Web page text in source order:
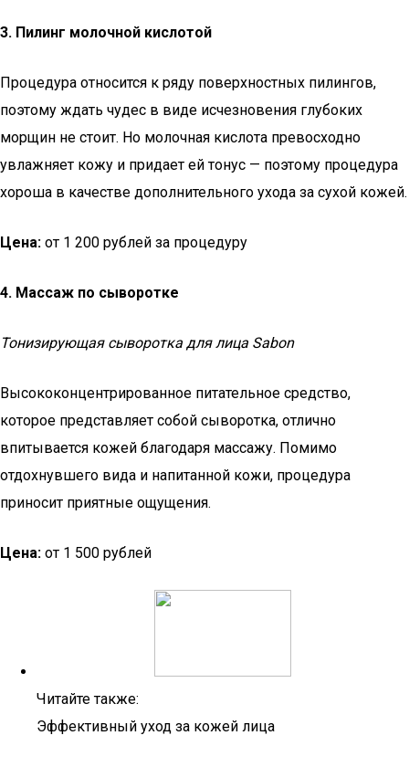
3. Пилинг молочной кислотой
Процедура относится к ряду поверхностных пилингов,
поэтому ждать чудес в виде исчезновения глубоких
морщин не стоит. Но молочная кислота превосходно
увлажняет кожу и придает ей тонус — поэтому процедура
хороша в качестве дополнительного ухода за сухой кожей.
Цена: от 1 200 рублей за процедуру
4. Массаж по сыворотке
Тонизирующая сыворотка для лица Sabon
Высококонцентрированное питательное средство,
которое представляет собой сыворотка, отлично
впитывается кожей благодаря массажу. Помимо
отдохнувшего вида и напитанной кожи, процедура
приносит приятные ощущения.
Цена: от 1 500 рублей
Читайте также:
Эффективный уход за кожей лица